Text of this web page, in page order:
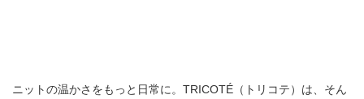
ニットの温かさをもっと日常に。TRICOTÉ（トリコテ）は、そん